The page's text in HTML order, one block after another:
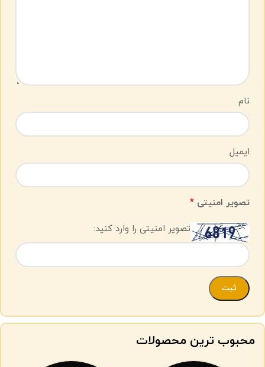
نام
ایمیل
تصویر امنیتی *
تصویر امنیتی را وارد کنید:
محبوب ترین محصولات